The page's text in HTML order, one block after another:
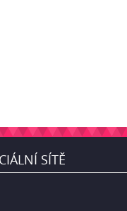
SÍTĚ